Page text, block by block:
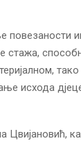
повезаности
стажа,
исхода
Цвијановић,